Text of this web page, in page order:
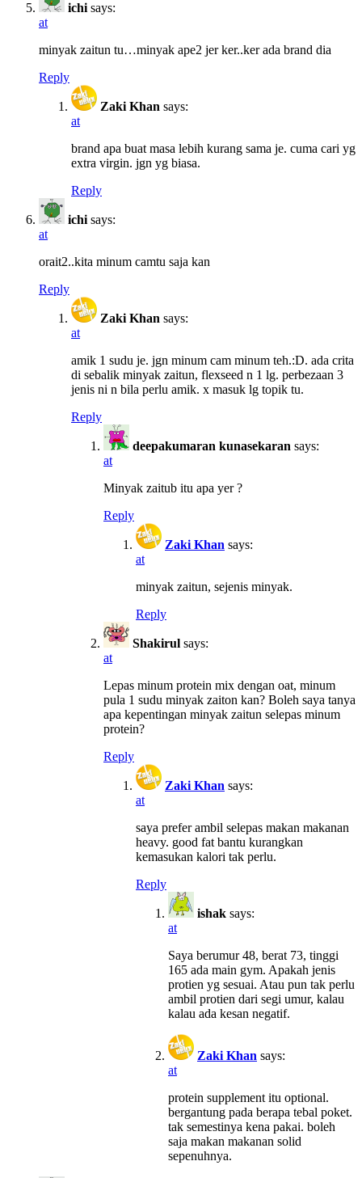
ichi says:
at
minyak zaitun tu…minyak ape2 jer ker..ker ada brand dia
Reply
Zaki Khan says:
at
brand apa buat masa lebih kurang sama je. cuma cari yg
extra virgin. jgn yg biasa.
Reply
ichi says:
at
orait2..kita minum camtu saja kan
Reply
Zaki Khan says:
at
amik 1 sudu je. jgn minum cam minum teh.:D. ada crita
di sebalik minyak zaitun, flexseed n 1 lg. perbezaan 3
jenis ni n bila perlu amik. x masuk lg topik tu.
Reply
deepakumaran kunasekaran says:
at
Minyak zaitub itu apa yer ?
Reply
Zaki Khan says:
at
minyak zaitun, sejenis minyak.
Reply
Shakirul says:
at
Lepas minum protein mix dengan oat, minum
pula 1 sudu minyak zaiton kan? Boleh saya tanya
apa kepentingan minyak zaitun selepas minum
protein?
Reply
Zaki Khan says:
at
saya prefer ambil selepas makan makanan
heavy. good fat bantu kurangkan
kemasukan kalori tak perlu.
Reply
ishak says:
at
Saya berumur 48, berat 73, tinggi
165 ada main gym. Apakah jenis
protien yg sesuai. Atau pun tak perlu
ambil protien dari segi umur, kalau
kalau ada kesan negatif.
Zaki Khan says:
at
protein supplement itu optional.
bergantung pada berapa tebal poket.
tak semestinya kena pakai. boleh
saja makan makanan solid
sepenuhnya.